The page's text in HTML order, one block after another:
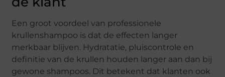
Een groot voordeel van professionele
krullenshampoo is dat de effecten langer
merkbaar blijven. Hydratatie, pluiscontrole en
definitie van de krullen houden langer aan dan bij
gewone shampoos. Dit betekent dat klanten ook